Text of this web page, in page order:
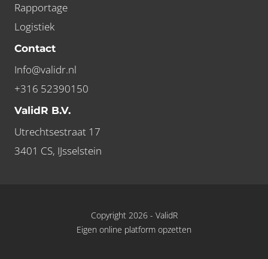
Rapportage
Logistiek
Contact
Info@validr.nl
+316 52390150
ValidR B.V.
Utrechtsestraat 17
3401 CS, IJsselstein
Copyright 2026 - ValidR
Eigen online platform opzetten